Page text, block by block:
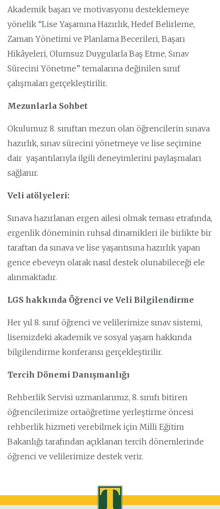
Akademik başarı ve motivasyonu desteklemeye
yönelik “Lise Yaşamına Hazırlık, Hedef Belirleme,
Zaman Yönetimi ve Planlama Becerileri, Başarı
Hikâyeleri, Olumsuz Duygularla Baş Etme, Sınav
Sürecini Yönetme” temalarına değinilen sınıf
çalışmaları gerçekleştirilir.
Mezunlarla Sohbet
Okulumuz 8. sınıftan mezun olan öğrencilerin sınava
hazırlık, sınav sürecini yönetmeye ve lise seçimine
dair yaşantılarıyla ilgili deneyimlerini paylaşmaları
sağlanır.
Veli atölyeleri:
Sınava hazırlanan ergen ailesi olmak teması etrafında,
ergenlik döneminin ruhsal dinamikleri ile birlikte bir
taraftan da sınava ve lise yaşantısına hazırlık yapan
gence ebeveyn olarak nasıl destek olunabileceği ele
alınmaktadır.
LGS hakkında Öğrenci ve Veli Bilgilendirme
Her yıl 8. sınıf öğrenci ve velilerimize sınav sistemi,
lisemizdeki akademik ve sosyal yaşam hakkında
bilgilendirme konferansı gerçekleştirilir.
Tercih Dönemi Danışmanlığı
Rehberlik Servisi uzmanlarımız, 8. sınıfı bitiren
öğrencilerimize ortaöğretime yerleştirme öncesi
rehberlik hizmeti verebilmek için Milli Eğitim
Bakanlığı tarafından açıklanan tercih dönemlerinde
öğrenci ve velilerimize destek verir.